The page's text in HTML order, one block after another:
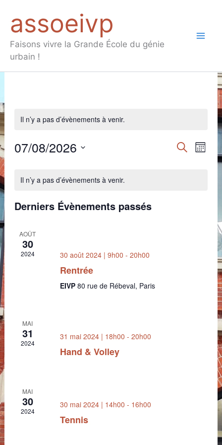
contenu
assoeivp
Faisons vivre la Grande École du génie
urbain !
Il n’y a pas d’évènements à venir.
Recherche
Recherche
Mois
07/08/2026
date.
de
Évènements
Il n’y a pas d’évènements à venir.
Derniers Évènements passés
AOÛT
30
2024 30 août 2024 | 9h00 - 20h00
Rentrée
EIVP 80 rue de Rébeval, Paris
MAI
31
2024
31 mai 2024 | 18h00 - 20h00
Hand & Volley
MAI
30
2024
30 mai 2024 | 14h00 - 16h00
Tennis